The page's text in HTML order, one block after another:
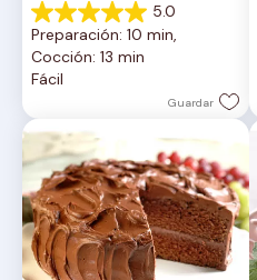
5.0
5.0
de
5
estrellas.
reseña
Preparación: 10 min,
Cocción: 13 min
Fácil
Guardar